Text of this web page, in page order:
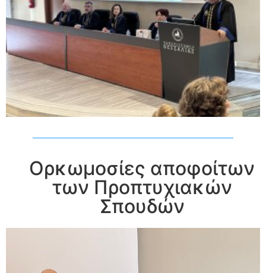
Ορκωμοσίες αποφοίτων
των Προπτυχιακών
Σπουδών